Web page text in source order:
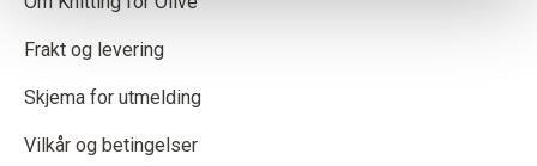
Frakt og levering
Skjema for utmelding
Vilkår og betingelser